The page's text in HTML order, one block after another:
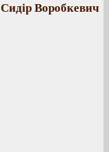
Сидір Воробкевич